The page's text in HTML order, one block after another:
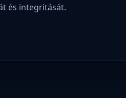
és integritását.